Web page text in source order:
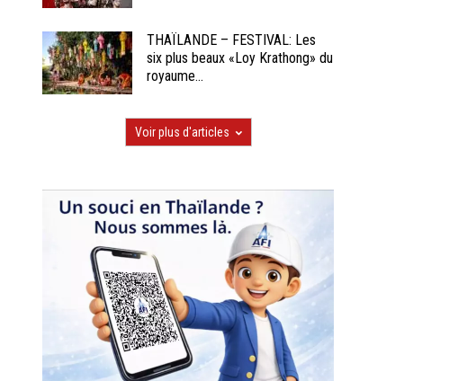
THAÏLANDE – FESTIVAL: Les
six plus beaux «Loy Krathong» du
royaume...
Voir plus d'articles